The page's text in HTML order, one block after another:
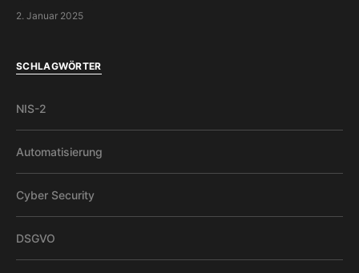
2. Januar 2025
SCHLAGWÖRTER
NIS-2
Automatisierung
Cyber Security
DSGVO